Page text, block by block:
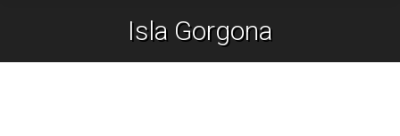
Isla Gorgona
Je bent hier: